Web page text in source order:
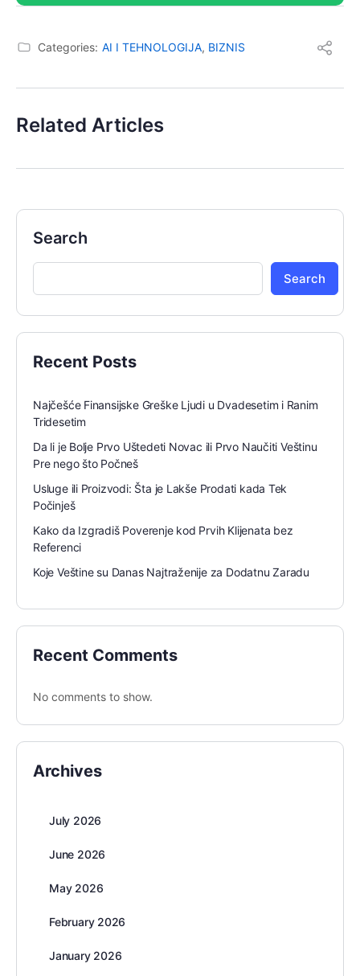
Categories: AI I TEHNOLOGIJA, BIZNIS
Related Articles
Search
Search
Recent Posts
Najčešće Finansijske Greške Ljudi u Dvadesetim i Ranim
Tridesetim
Da li je Bolje Prvo Uštedeti Novac ili Prvo Naučiti Veštinu
Pre nego što Počneš
Usluge ili Proizvodi: Šta je Lakše Prodati kada Tek
Počinješ
Kako da Izgradiš Poverenje kod Prvih Klijenata bez
Referenci
Koje Veštine su Danas Najtraženije za Dodatnu Zaradu
Recent Comments
No comments to show.
Archives
July 2026
June 2026
May 2026
February 2026
January 2026